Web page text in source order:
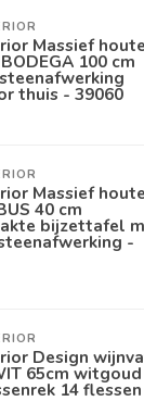
Massief
100 cm
thuis - 39060
Massief
40 cm
bijzettafel
-
Design
65cm witgoud
14